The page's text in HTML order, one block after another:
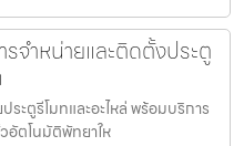
จำหน่ายและติดตั้งประตู
ะตูรีโมทและอะไหล่ พร้อมบริการ
อัตโนมัติพัทยาให